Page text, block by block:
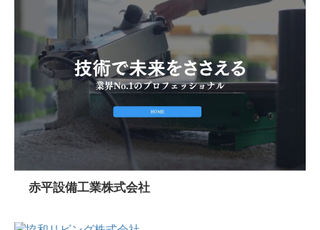
赤平設備工業株式会社